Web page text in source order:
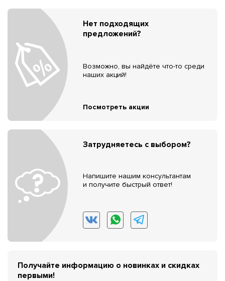
Нет подходящих
предложений?
Возможно, вы найдёте что-то среди
наших акций!
Посмотреть акции
Затрудняетесь с выбором?
Напишите нашим консультантам
и получите быстрый ответ!
Получайте информацию о новинках и скидках
первыми!